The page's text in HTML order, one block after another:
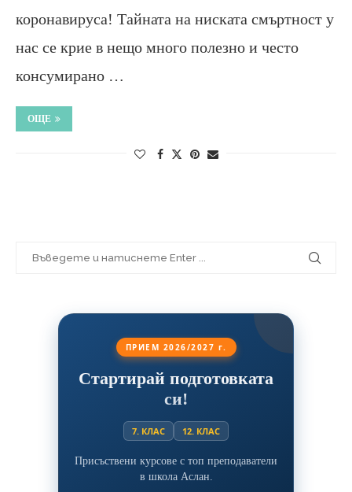
коронавируса! Тайната на ниската смъртност у
нас се крие в нещо много полезно и често
консумирано …
ОЩЕ
ПРИЕМ 2026/2027 г.
Стартирай подготовката
си!
7. КЛАС 12. КЛАС
Присъствени курсове с топ преподаватели
в школа Аслан.